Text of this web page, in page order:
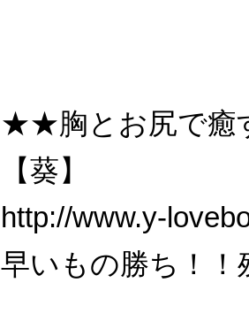
★★胸とお尻で癒
【葵】
http://www.y-
早いもの勝ち！